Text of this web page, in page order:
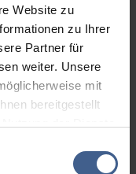
Website zu
zu Ihrer
Partner für
weiter. Unsere
mit
bereitgestellt
may have been
(Link offen)